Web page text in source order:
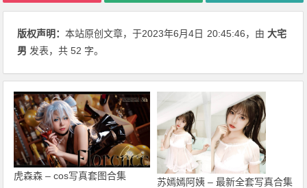
版权声明：本站原创文章，于2023年6月4日 20:45:46，由大宅
男 发表，共 52 字。
虎森森 – cos写真套图合集
苏嫣嫣阿姨 – 最新全套写真合集